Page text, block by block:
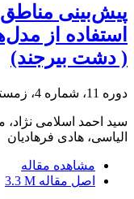
پیش‌بینی
استفاده از
( دشت بیرجند)
دوره 11، شماره 4، زمستان 1400، صفحه
سید احمد اسلامی
الیاسی، هادی فرهادیان
مشاهده مقاله
اصل مقاله 3.3 M